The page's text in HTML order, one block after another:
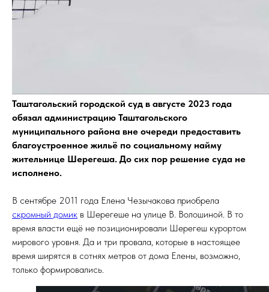
Таштагольский городской суд в августе 2023 года
обязал администрацию Таштагольского
муниципального района вне очереди предоставить
благоустроенное жильё по социальному найму
жительнице Шерегеша. До сих пор решение суда не
исполнено.
В сентябре 2011 года Елена Чезычакова приобрела
скромный домик в Шерегеше на улице В. Волошиной. В то
время власти ещё не позиционировали Шерегеш курортом
мирового уровня. Да и три провала, которые в настоящее
время ширятся в сотнях метров от дома Елены, возможно,
только формировались.